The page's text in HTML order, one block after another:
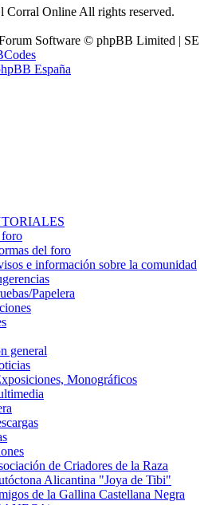
Online All rights reserved.
Software © phpBB Limited | SE
España
foro
del foro
e información sobre la comunidad
Papelera
general
Monográficos
de Criadores de la Raza
Alicantina "Joya de Tibi"
de la Gallina Castellana Negra